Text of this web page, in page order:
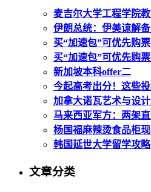
麦吉尔大学工程学院
伊朗总统：伊美谅解
买“加速包”可优先购
买“加速包”可优先购
新加坡本科offer二
今起高考出分！这些
加拿大诺瓦艺术与设
马来西亚军方：两架
杨国福麻辣烫食品柜
韩国延世大学留学攻略
文章分类